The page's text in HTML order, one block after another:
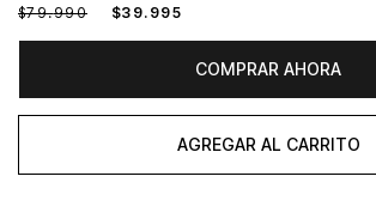
$79.990 $39. 995
COMPRAR AHORA
AGREGAR AL CARRITO